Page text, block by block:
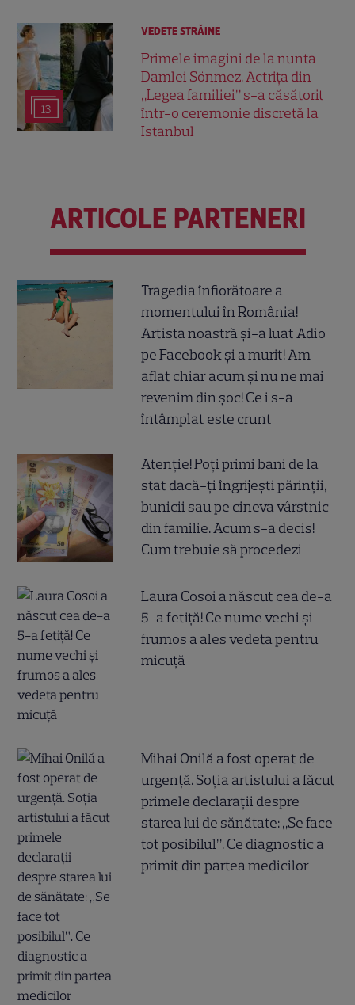
13
VEDETE STRĂINE
Primele imagini de la nunta
Damlei Sönmez. Actrița din
„Legea familiei” s-a căsătorit
într-o ceremonie discretă la
Istanbul
ARTICOLE PARTENERI
Tragedia înfiorătoare a
momentului în România!
Artista noastră și-a luat Adio
pe Facebook și a murit! Am
aflat chiar acum și nu ne mai
revenim din șoc! Ce i s-a
întâmplat este crunt
Atenție! Poți primi bani de la
stat dacă-ți îngrijești părinții,
bunicii sau pe cineva vârstnic
din familie. Acum s-a decis!
Cum trebuie să procedezi
Laura Cosoi a născut cea de-a
5-a fetiță! Ce nume vechi și
frumos a ales vedeta pentru
micuță
Mihai Onilă a fost operat de
urgență. Soția artistului a făcut
primele declarații despre
starea lui de sănătate: „Se face
tot posibilul”. Ce diagnostic a
primit din partea medicilor